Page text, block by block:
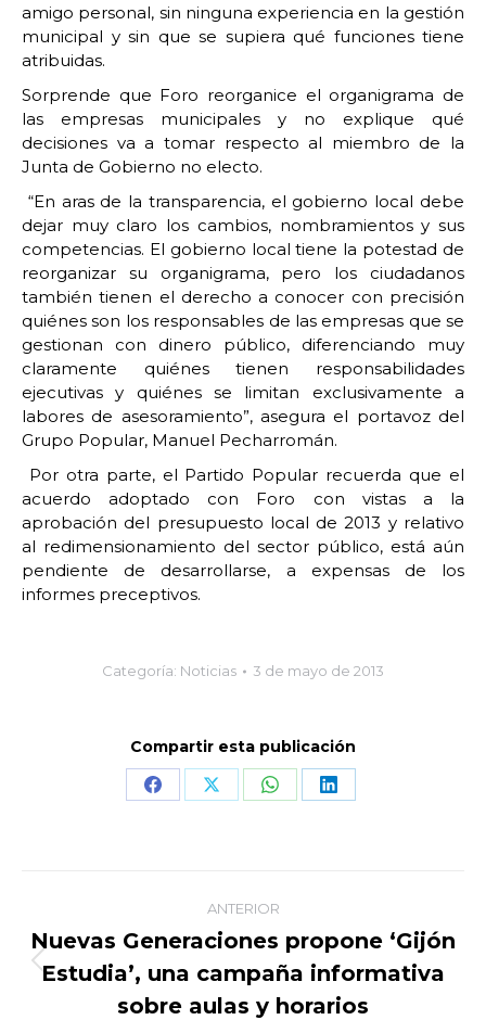
amigo personal, sin ninguna experiencia en la gestión
municipal y sin que se supiera qué funciones tiene
atribuidas.
Sorprende que Foro reorganice el organigrama de
las empresas municipales y no explique qué
decisiones va a tomar respecto al miembro de la
Junta de Gobierno no electo.
“En aras de la transparencia, el gobierno local debe
dejar muy claro los cambios, nombramientos y sus
competencias. El gobierno local tiene la potestad de
reorganizar su organigrama, pero los ciudadanos
también tienen el derecho a conocer con precisión
quiénes son los responsables de las empresas que se
gestionan con dinero público, diferenciando muy
claramente quiénes tienen responsabilidades
ejecutivas y quiénes se limitan exclusivamente a
labores de asesoramiento”, asegura el portavoz del
Grupo Popular, Manuel Pecharromán.
Por otra parte, el Partido Popular recuerda que el
acuerdo adoptado con Foro con vistas a la
aprobación del presupuesto local de 2013 y relativo
al redimensionamiento del sector público, está aún
pendiente de desarrollarse, a expensas de los
informes preceptivos.
Categoría: Noticias 3 de mayo de 2013
Compartir esta publicación
Share Share Share Share
Navegación
entre
publicaciones
ANTERIOR
Publicación
anterior:
Nuevas Generaciones propone ‘Gijón
Estudia’, una campaña informativa
sobre aulas y horarios